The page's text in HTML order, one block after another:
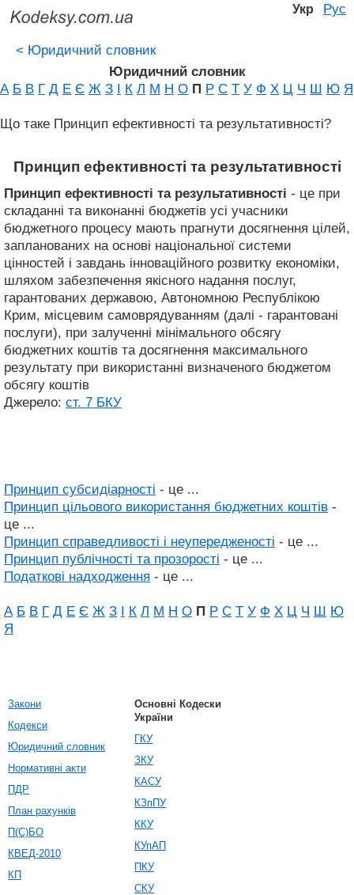
Укр Рус
< Юридичний словник
Юридичний словник
А Б В Г Д Е Є Ж З І К Л М Н О П Р С Т У Ф Х Ц Ч Ш Ю Я
Що таке Принцип ефективності та результативності?
Принцип ефективності та результативності
Принцип ефективності та результативності - це при
складанні та виконанні бюджетів усі учасники
бюджетного процесу мають прагнути досягнення цілей,
запланованих на основі національної системи
цінностей і завдань інноваційного розвитку економіки,
шляхом забезпечення якісного надання послуг,
гарантованих державою, Автономною Республікою
Крим, місцевим самоврядуванням (далі - гарантовані
послуги), при залученні мінімального обсягу
бюджетних коштів та досягнення максимального
результату при використанні визначеного бюджетом
обсягу коштів
Джерело: ст. 7 БКУ
Принцип субсидіарності - це ...
Принцип цільового використання бюджетних коштів -
це ...
Принцип справедливості і неупередженості - це ...
Принцип публічності та прозорості - це ...
Податкові надходження - це ...
А Б В Г Д Е Є Ж З І К Л М Н О П Р С Т У Ф Х Ц Ч Ш Ю
Я
Закони
Кодекси
Юридичний словник
Нормативні акти
ПДР
План рахунків
П(С)БО
КВЕД-2010
КП
Основні Кодески
України
ГКУ
ЗКУ
КАСУ
КЗпПУ
ККУ
КУпАП
ПКУ
СКУ